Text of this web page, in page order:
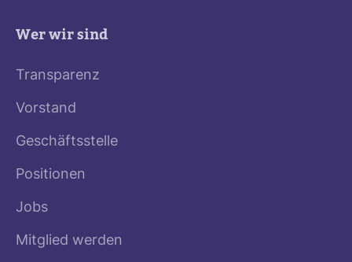
Wer wir sind
Transparenz
Vorstand
Geschäftsstelle
Positionen
Jobs
Mitglied werden